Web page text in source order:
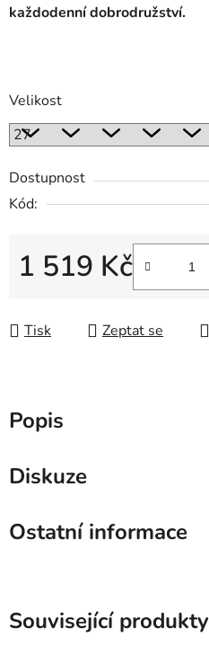
každodenní dobrodružství.
Velikost
Dostupnost
Kód:
1 519 Kč
Tisk Zeptat se
Popis
Diskuze
Ostatní informace
Související produkty